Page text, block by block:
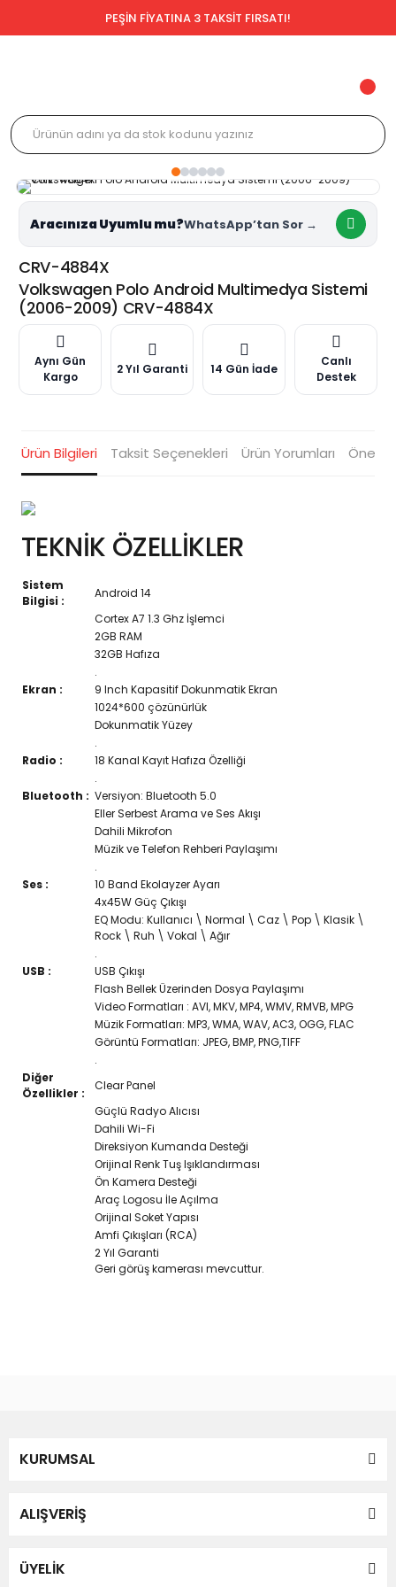
PEŞİN FİYATINA 3 TAKSİT FIRSATI!
Aracınıza Uyumlu mu?
CRV-4884X
Volkswagen Polo Android Multimedya Sistemi
(2006-2009) CRV-4884X
Aynı Gün
Kargo
2 Yıl Garanti 14 Gün İade
Canlı
Destek
Ürün Bilgileri Taksit Seçenekleri Ürün Yorumları
TEKNİK ÖZELLİKLER
Sistem
Bilgisi :
Android 14
Cortex A7 1.3 Ghz İşlemci
2GB RAM
32GB Hafıza
.
Ekran :
9 Inch Kapasitif Dokunmatik Ekran
1024*600 çözünürlük
Dokunmatik Yüzey
.
Radio :
18 Kanal Kayıt Hafıza Özelliği
.
Bluetooth : Versiyon: Bluetooth 5.0
Eller Serbest Arama ve Ses Akışı
Dahili Mikrofon
Müzik ve Telefon Rehberi Paylaşımı
.
Ses :
10 Band Ekolayzer Ayarı
4x45W Güç Çıkışı
EQ Modu: Kullanıcı \ Normal \ Caz \ Pop \ Klasik \
Rock \ Ruh \ Vokal \ Ağır
.
USB :
USB Çıkışı
Flash Bellek Üzerinden Dosya Paylaşımı
Video Formatları : AVI, MKV, MP4, WMV, RMVB, MPG
Müzik Formatları: MP3, WMA, WAV, AC3, OGG, FLAC
Görüntü Formatları: JPEG, BMP, PNG,TIFF
.
Diğer
Özellikler :
Clear Panel
Güçlü Radyo Alıcısı
Dahili Wi-Fi
Direksiyon Kumanda Desteği
Orijinal Renk Tuş Işıklandırması
Ön Kamera Desteği
Araç Logosu İle Açılma
Orijinal Soket Yapısı
Amfi Çıkışları (RCA)
2 Yıl Garanti
Geri görüş kamerası mevcuttur.
Ürün resmi kalitesiz, bozuk veya görüntülenemiyor.
Ürün bilgilerinde hatalar bulunuyor.
Bu ürüne benzer farklı alternatifler olmalı.
KURUMSAL
ALIŞVERİŞ
ÜYELİK